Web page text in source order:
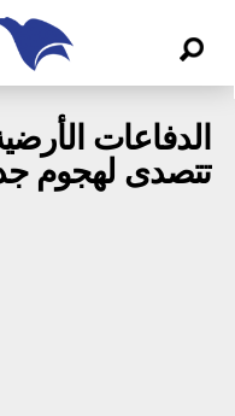
الدفاعات
تتصدى لهجوم